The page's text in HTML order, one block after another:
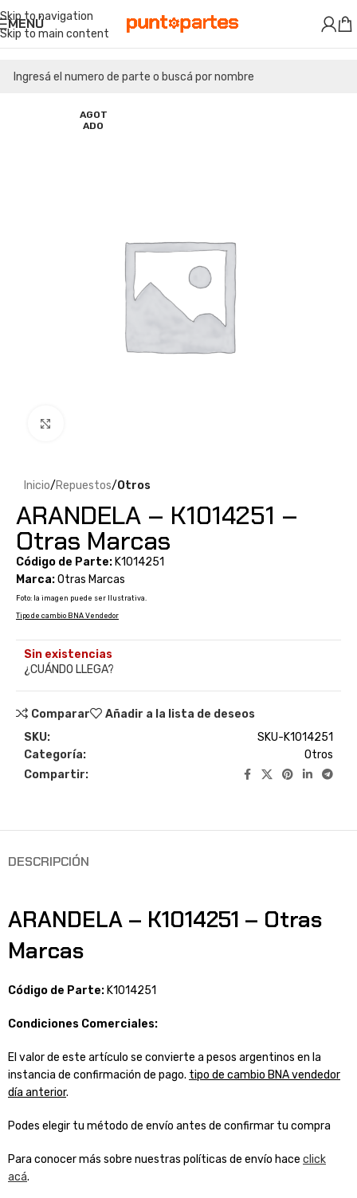
Skip to navigation
Skip to main content
MENÚ
AGOT
ADO
Inicio Repuestos Otros
ARANDELA – K1014251 –
Otras Marcas
Código de Parte: K1014251
Marca:Otras Marcas
Foto: la imagen puede ser Ilustrativa.
Tipo de cambio BNA Vendedor
Sin existencias
¿CUÁNDO LLEGA?
Comparar
Añadir a la lista de deseos
SKU:
SKU-K1014251
Categoría:
Otros
Compartir:
DESCRIPCIÓN
ARANDELA – K1014251 – Otras
Marcas
Código de Parte: K1014251
Condiciones Comerciales:
El valor de este artículo se convierte a pesos argentinos en la
instancia de confirmación de pago. tipo de cambio BNA vendedor
día anterior.
Podes elegir tu método de envío antes de confirmar tu compra
Para conocer más sobre nuestras políticas de envío hace click
acá.